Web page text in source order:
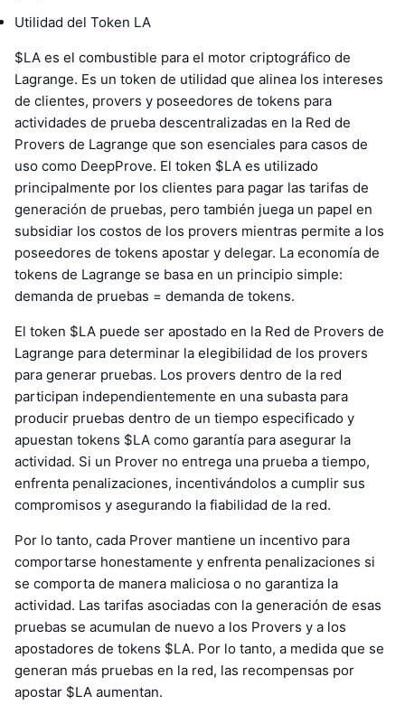
Utilidad del Token LA
$LA es el combustible para el motor criptográfico de
Lagrange. Es un token de utilidad que alinea los intereses
de clientes, provers y poseedores de tokens para
actividades de prueba descentralizadas en la Red de
Provers de Lagrange que son esenciales para casos de
uso como DeepProve. El token $LA es utilizado
principalmente por los clientes para pagar las tarifas de
generación de pruebas, pero también juega un papel en
subsidiar los costos de los provers mientras permite a los
poseedores de tokens apostar y delegar. La economía de
tokens de Lagrange se basa en un principio simple:
demanda de pruebas = demanda de tokens.
El token $LA puede ser apostado en la Red de Provers de
Lagrange para determinar la elegibilidad de los provers
para generar pruebas. Los provers dentro de la red
participan independientemente en una subasta para
producir pruebas dentro de un tiempo especificado y
apuestan tokens $LA como garantía para asegurar la
actividad. Si un Prover no entrega una prueba a tiempo,
enfrenta penalizaciones, incentivándolos a cumplir sus
compromisos y asegurando la fiabilidad de la red.
Por lo tanto, cada Prover mantiene un incentivo para
comportarse honestamente y enfrenta penalizaciones si
se comporta de manera maliciosa o no garantiza la
actividad. Las tarifas asociadas con la generación de esas
pruebas se acumulan de nuevo a los Provers y a los
apostadores de tokens $LA. Por lo tanto, a medida que se
generan más pruebas en la red, las recompensas por
apostar $LA aumentan.